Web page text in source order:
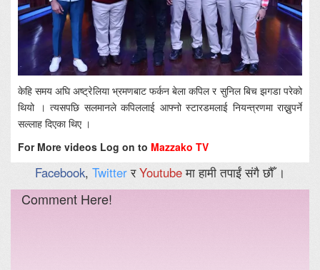
केहि समय अघि अष्ट्रेलिया भ्रमणबाट फर्कन बेला कपिल र सुनिल बिच झगडा परेको
थियो । त्यसपछि सलमानले कपिललाई आफ्नो स्टारडमलाई नियन्त्रणमा राख्नुपर्ने
सल्लाह दिएका थिए ।
For More videos Log on to Mazzako TV
Facebook, TwitterरYoutubeमा हामी तपाईं संगै छौँ ।
Comment Here!